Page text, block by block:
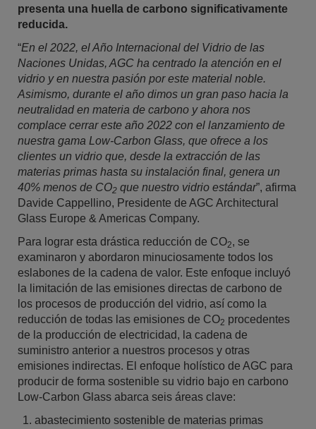
presenta una huella de carbono significativamente
reducida.
“En el 2022, el Año Internacional del Vidrio de las
Naciones Unidas, AGC ha centrado la atención en el
vidrio y en nuestra pasión por este material noble.
Asimismo, durante el año dimos un gran paso hacia la
neutralidad en materia de carbono y ahora nos
complace cerrar este año 2022 con el lanzamiento de
nuestra gama Low-Carbon Glass, que ofrece a los
clientes un vidrio que, desde la extracción de las
materias primas hasta su instalación final, genera un
40% menos de CO2 que nuestro vidrio estándar”, afirma
Davide Cappellino, Presidente de AGC Architectural
Glass Europe & Americas Company.
Para lograr esta drástica reducción de CO2, se
examinaron y abordaron minuciosamente todos los
eslabones de la cadena de valor. Este enfoque incluyó
la limitación de las emisiones directas de carbono de
los procesos de producción del vidrio, así como la
reducción de todas las emisiones de CO2 procedentes
de la producción de electricidad, la cadena de
suministro anterior a nuestros procesos y otras
emisiones indirectas. El enfoque holístico de AGC para
producir de forma sostenible su vidrio bajo en carbono
Low-Carbon Glass abarca seis áreas clave:
abastecimiento sostenible de materias primas